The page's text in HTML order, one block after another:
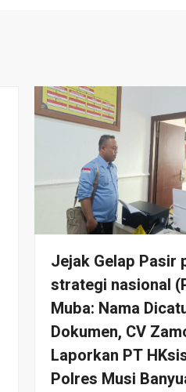
Jejak Gelap Pasir
strategi nasional
Muba: Nama
Dokumen, CV
Laporkan PT
Polres Musi